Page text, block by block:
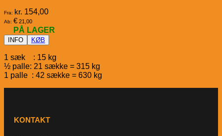
Fra: kr. 154,00
Ab: € 21,00
PÅ LAGER
INFO KØB
1 sæk : 15 kg
½ palle: 21 sække = 315 kg
1 palle : 42 sække = 630 kg
KONTAKT